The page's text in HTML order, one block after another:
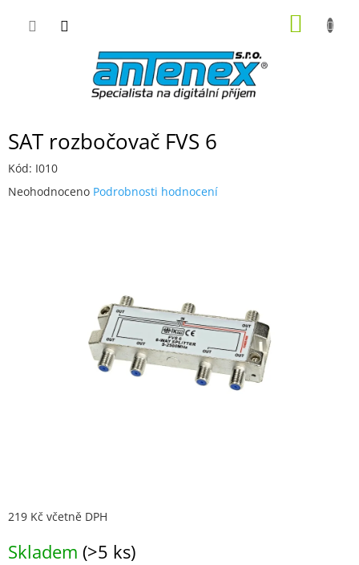
SAT rozbočovač FVS 6
Kód: I010
Průměrné
Neohodnoceno Podrobnosti hodnocení
219 Kč včetně DPH
cena:
Skladem (>5 ks)